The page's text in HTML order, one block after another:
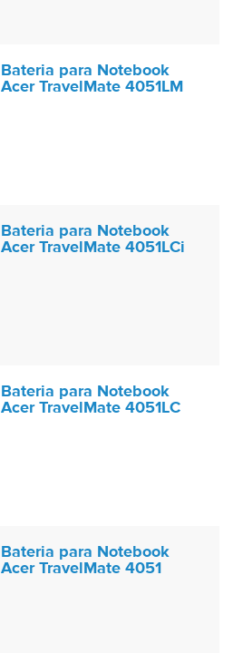
Bateria para Notebook
Acer TravelMate 4051LM
Bateria para Notebook
Acer TravelMate 4051LCi
Bateria para Notebook
Acer TravelMate 4051LC
Bateria para Notebook
Acer TravelMate 4051